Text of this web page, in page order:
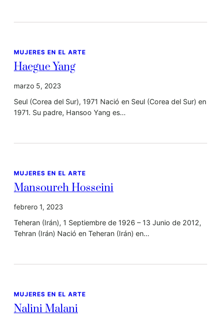
MUJERES EN EL ARTE
Haegue Yang
marzo 5, 2023
Seul (Corea del Sur), 1971 Nació en Seul (Corea del Sur) en
1971. Su padre, Hansoo Yang es…
MUJERES EN EL ARTE
Mansoureh Hosseini
febrero 1, 2023
Teheran (Irán), 1 Septiembre de 1926 – 13 Junio de 2012,
Tehran (Irán) Nació en Teheran (Irán) en…
MUJERES EN EL ARTE
Nalini Malani